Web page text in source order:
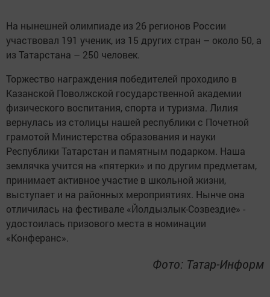
На нынешней олимпиаде из 26 регионов России
участвовал 191 ученик, из 15 других стран – около 50, а
из Татарстана – 250 человек.
Торжество награждения победителей проходило в
Казанской Поволжской государственной академии
физического воспитания, спорта и туризма. Лилия
вернулась из столицы нашей республики с Почетной
грамотой Министерства образования и науки
Республики Татарстан и памятным подарком. Наша
землячка учится на «пятерки» и по другим предметам,
принимает активное участие в школьной жизни,
выступает и на районных мероприятиях. Нынче она
отличилась на фестивале «Йолдызлык-Созвездие» -
удостоилась призового места в номинации
«Конферанс».
Фото: Татар-Информ